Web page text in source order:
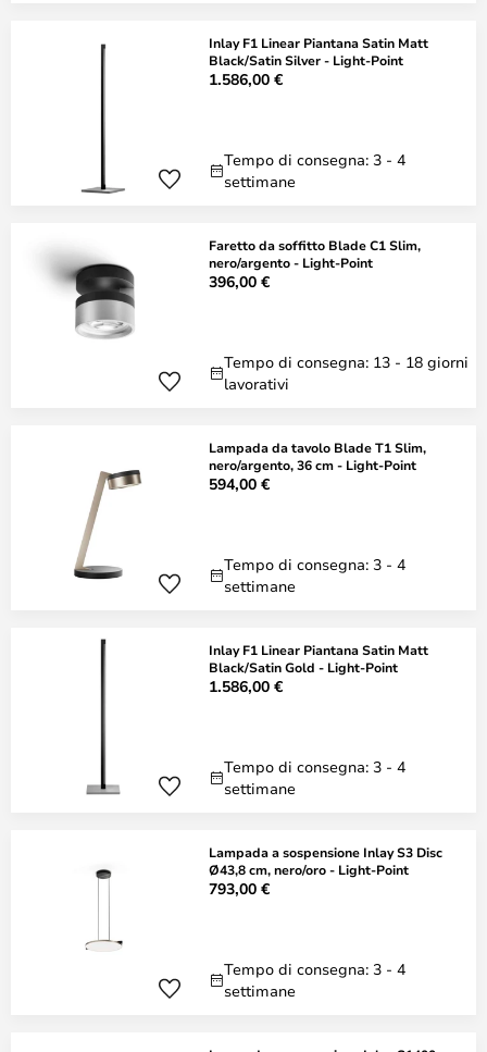
Inlay F1 Linear Piantana Satin Matt
Black/Satin Silver - Light-Point
1.586,00 €
Tempo di consegna: 3 - 4
settimane
Faretto da soffitto Blade C1 Slim,
nero/argento - Light-Point
396,00 €
Tempo di consegna: 13 - 18 giorni
lavorativi
Lampada da tavolo Blade T1 Slim,
nero/argento, 36 cm - Light-Point
594,00 €
Tempo di consegna: 3 - 4
settimane
Inlay F1 Linear Piantana Satin Matt
Black/Satin Gold - Light-Point
1.586,00 €
Tempo di consegna: 3 - 4
settimane
Lampada a sospensione Inlay S3 Disc
Ø43,8 cm, nero/oro - Light-Point
793,00 €
Tempo di consegna: 3 - 4
settimane